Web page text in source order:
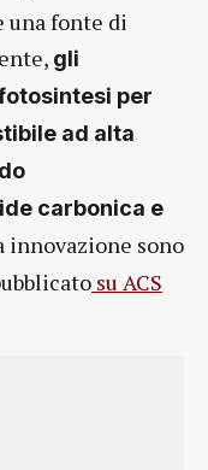
una fonte di
gli
per
ad alta
carbonica e
innovazione sono
su ACS